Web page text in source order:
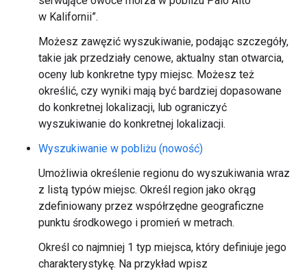
w Kalifornii”.
Możesz zawęzić wyszukiwanie, podając szczegóły,
takie jak przedziały cenowe, aktualny stan otwarcia,
oceny lub konkretne typy miejsc. Możesz też
określić, czy wyniki mają być bardziej dopasowane
do konkretnej lokalizacji, lub ograniczyć
wyszukiwanie do konkretnej lokalizacji.
Wyszukiwanie w pobliżu (nowość)
Umożliwia określenie regionu do wyszukiwania wraz
z listą typów miejsc. Określ region jako okrąg
zdefiniowany przez współrzędne geograficzne
punktu środkowego i promień w metrach.
Określ co najmniej 1 typ miejsca, który definiuje jego
charakterystykę. Na przykład wpisz